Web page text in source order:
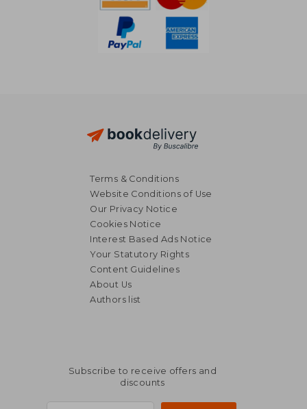
Terms & Conditions
Website Conditions of Use
Our Privacy Notice
Cookies Notice
Interest Based Ads Notice
Your Statutory Rights
Content Guidelines
About Us
Authors list
Subscribe to receive offers and
discounts